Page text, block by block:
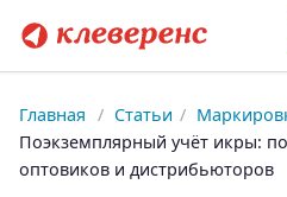
Главная / Статьи /
Поэкземплярный учёт икры:
оптовиков и дистрибьюторов